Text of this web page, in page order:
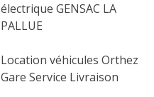
me je
ve
2 3 4
Location véhicules Orthez
Gare Service Livraison
électrique GENSAC LA
PALLUE